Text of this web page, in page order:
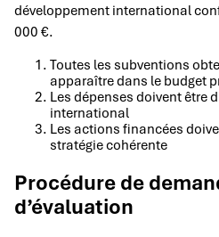
développement international
000 €.
Toutes les subventions
apparaître dans le budget
Les dépenses doivent être
international
Les actions financées
stratégie cohérente
Procédure de
d’évaluation